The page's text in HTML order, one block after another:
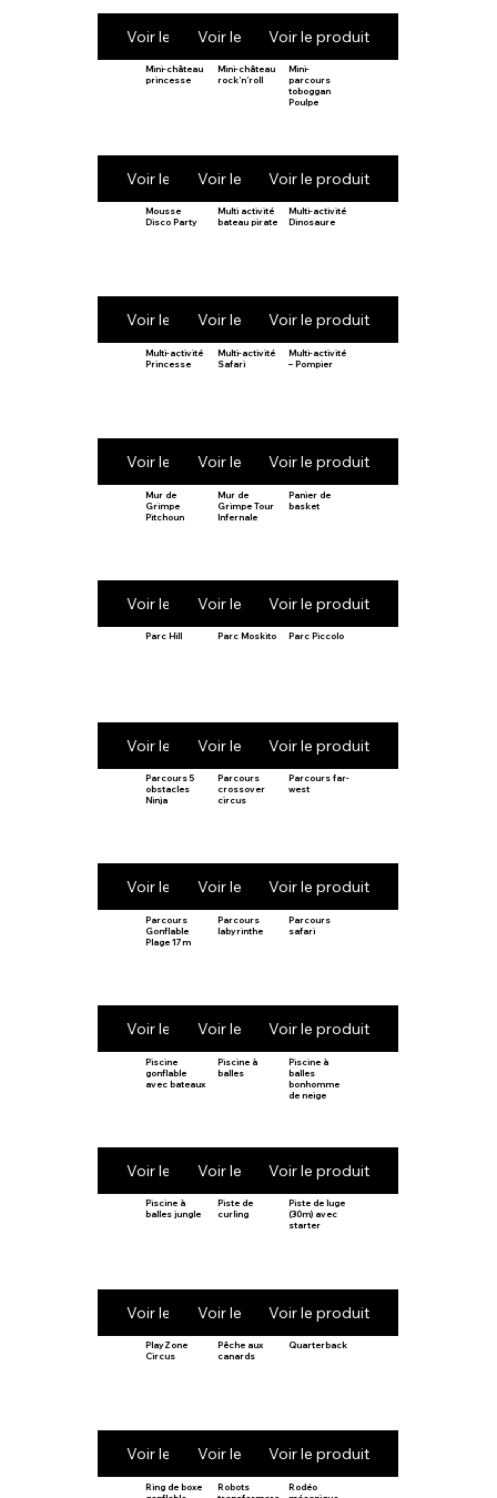
Voir le produitVoir le produitVoir le produit
Mini-château
princesse
Voir le produit
Mini-château
rock’n’roll
Voir le produit
Mini-
parcours
toboggan
Poulpe
Voir le produit
Mousse
Disco Party
Voir le produit
Multi activité
bateau pirate
Voir le produit
Multi-activité
Dinosaure
Voir le produit
Multi-activité
Princesse
Voir le produit
Multi-activité
Safari
Voir le produit
Multi-activité
– Pompier
Voir le produit
Mur de
Grimpe
Pitchoun
Voir le produit
Mur de
Grimpe Tour
Infernale
Voir le produit
Panier de
basket
Voir le produit
Parc Hill
Voir le produit
Parc Moskito
Voir le produit
Parc Piccolo
Voir le produit
Parcours 5
obstacles
Ninja
Voir le produit
Parcours
crossover
circus
Voir le produit
Parcours far-
west
Voir le produit
Parcours
Gonflable
Plage 17m
Voir le produit
Parcours
labyrinthe
Voir le produit
Parcours
safari
Voir le produit
Piscine
gonflable
avec bateaux
Voir le produit
Piscine à
balles
Voir le produit
Piscine à
balles
bonhomme
de neige
Voir le produit
Piscine à
balles jungle
Voir le produit
Piste de
curling
Voir le produit
Piste de luge
(30m) avec
starter
Voir le produit
PlayZone
Circus
Voir le produit
Pêche aux
canards
Voir le produit
Quarterback
Voir le produit
Ring de boxe
Robots
Rodéo